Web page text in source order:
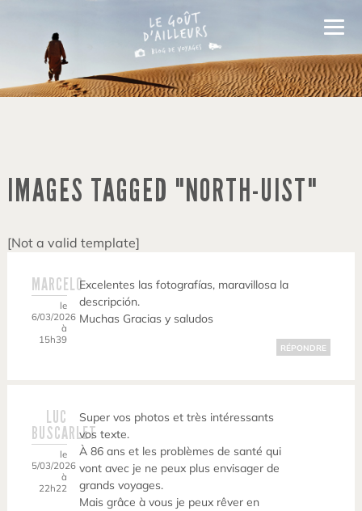
IMAGES TAGGED "NORTH-UIST"
[Not a valid template]
MARCELO
le
6/03/2026
à
15h39
Excelentes las fotografías, maravillosa la
descripción.
Muchas Gracias y saludos
RÉPONDRE
LUC
BUSCARLET
le
5/03/2026
à
22h22
Super vos photos et très intéressants
vos texte.
À 86 ans et les problèmes de santé qui
vont avec je ne peux plus envisager de
grands voyages.
Mais grâce à vous je peux rêver en